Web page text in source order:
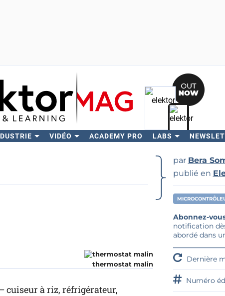
VIDÉO ACADEMY PRO LABS
Rechercher
thermostat malin
cuiseur à riz, réfrigérateur,
par Bera
publié en
Abonnez-
notification
abordé dans
Dernière
Numéro